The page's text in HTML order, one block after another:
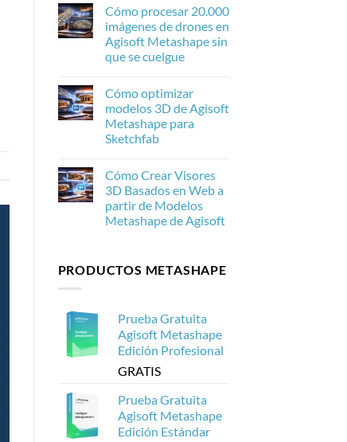
mejora
las
texturas
de
fotogrametría
en
comentarios
en
Agisoft
Metashape
2.3.1:
Qué
nuevo
por
qué
es
importante
fotogrametría
Cómo procesar 20.000
imágenes de drones en
Agisoft Metashape sin
que se cuelgue
comentarios
Cómo
procesar
20.000
imágenes
en
Agisoft
Metashape
sin
que
se
Cómo optimizar
modelos 3D de Agisoft
Metashape para
Sketchfab
comentarios
en
Cómo
optimizar
modelos
3D
para
Sketchfab
Cómo Crear Visores
3D Basados en Web a
partir de Modelos
Metashape de Agisoft
en
Cómo
Basados
Web
Agisoft
PRODUCTOS METASHAPE
Prueba Gratuita
Agisoft Metashape
Edición Profesional
GRATIS
Prueba Gratuita
Agisoft Metashape
Edición Estándar